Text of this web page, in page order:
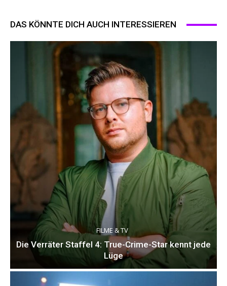
DAS KÖNNTE DICH AUCH INTERESSIEREN
FILME & TV
Die Verräter Staffel 4: True-Crime-Star kennt jede
Lüge